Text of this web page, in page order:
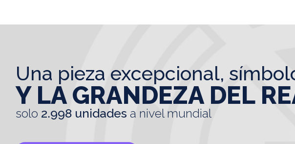
una pieza excepcional,
Y LA GRANDEZA DEL
solo 2.998 unidades a nivel mundial